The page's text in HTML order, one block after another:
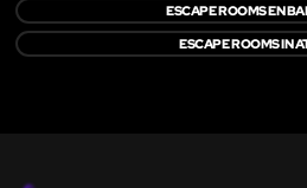
ESCAPE ROOMS EN
ESCAPE ROOMS IN